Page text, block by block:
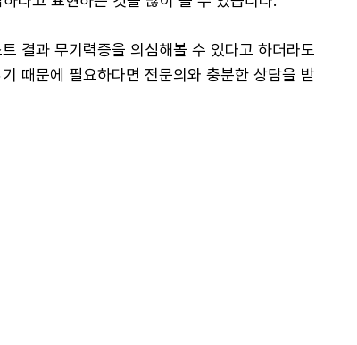
결과 무기력증을 의심해볼 수 있다고 하더라도
때문에 필요하다면 전문의와 충분한 상담을 받